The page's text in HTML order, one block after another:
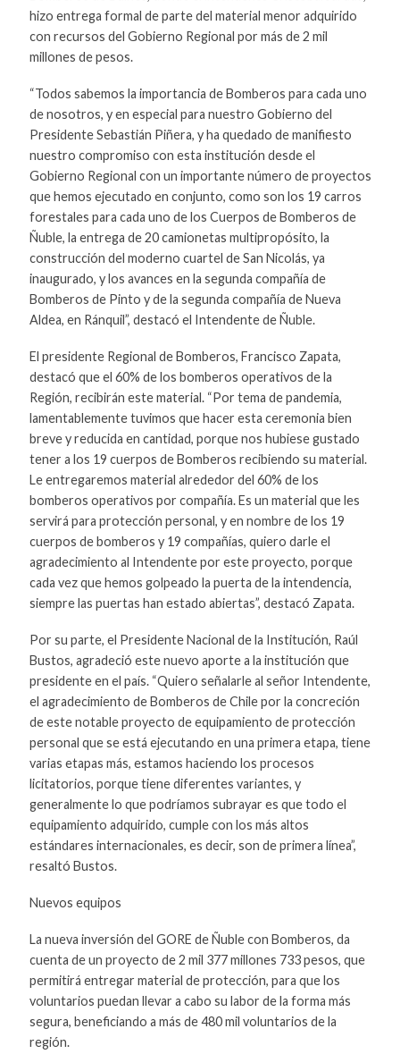
hizo entrega formal de parte del material menor adquirido
con recursos del Gobierno Regional por más de 2 mil
millones de pesos.
“Todos sabemos la importancia de Bomberos para cada uno
de nosotros, y en especial para nuestro Gobierno del
Presidente Sebastián Piñera, y ha quedado de manifiesto
nuestro compromiso con esta institución desde el
Gobierno Regional con un importante número de proyectos
que hemos ejecutado en conjunto, como son los 19 carros
forestales para cada uno de los Cuerpos de Bomberos de
Ñuble, la entrega de 20 camionetas multipropósito, la
construcción del moderno cuartel de San Nicolás, ya
inaugurado, y los avances en la segunda compañía de
Bomberos de Pinto y de la segunda compañía de Nueva
Aldea, en Ránquil”, destacó el Intendente de Ñuble.
El presidente Regional de Bomberos, Francisco Zapata,
destacó que el 60% de los bomberos operativos de la
Región, recibirán este material. “Por tema de pandemia,
lamentablemente tuvimos que hacer esta ceremonia bien
breve y reducida en cantidad, porque nos hubiese gustado
tener a los 19 cuerpos de Bomberos recibiendo su material.
Le entregaremos material alrededor del 60% de los
bomberos operativos por compañía. Es un material que les
servirá para protección personal, y en nombre de los 19
cuerpos de bomberos y 19 compañías, quiero darle el
agradecimiento al Intendente por este proyecto, porque
cada vez que hemos golpeado la puerta de la intendencia,
siempre las puertas han estado abiertas”, destacó Zapata.
Por su parte, el Presidente Nacional de la Institución, Raúl
Bustos, agradeció este nuevo aporte a la institución que
presidente en el país. “Quiero señalarle al señor Intendente,
el agradecimiento de Bomberos de Chile por la concreción
de este notable proyecto de equipamiento de protección
personal que se está ejecutando en una primera etapa, tiene
varias etapas más, estamos haciendo los procesos
licitatorios, porque tiene diferentes variantes, y
generalmente lo que podríamos subrayar es que todo el
equipamiento adquirido, cumple con los más altos
estándares internacionales, es decir, son de primera línea”,
resaltó Bustos.
Nuevos equipos
La nueva inversión del GORE de Ñuble con Bomberos, da
cuenta de un proyecto de 2 mil 377 millones 733 pesos, que
permitirá entregar material de protección, para que los
voluntarios puedan llevar a cabo su labor de la forma más
segura, beneficiando a más de 480 mil voluntarios de la
región.